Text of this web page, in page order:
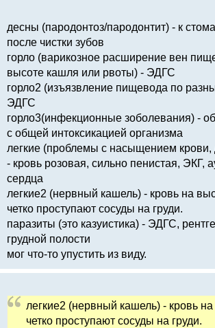
десны (пародонтоз/пародонтит) - к
после чистки зубов
горло (варикозное расширение вен
высоте кашля или рвоты) - ЭДГС
горло2 (изъязвление пищевода по
ЭДГС
горло3(инфекционные зоболевания) -
с общей интоксикацией организма
легкие (проблемы с насыщением крови,
- кровь розовая, сильно пенистая, ЭКГ,
сердца
легкие2 (нервный кашель) - кровь на
четко проступают сосуды на груди.
паразиты (это казуистика) - ЭДГС,
грудной полости
мог что-то упустить из виду.
легкие2 (нервный кашель) - кровь
четко проступают сосуды на груди.